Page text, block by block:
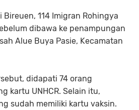
114 Imigran Rohingya
dibawa ke penampungan
Alue Buya Pasie, Kecamatan
didapati 74 orang
kartu UNHCR. Selain itu,
sudah memiliki kartu vaksin.